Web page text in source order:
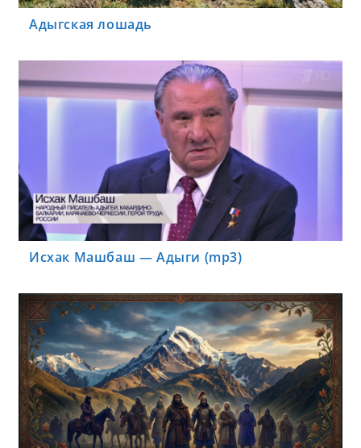
Адыгская лошадь
Исхак Машбаш — Адыги (mp3)